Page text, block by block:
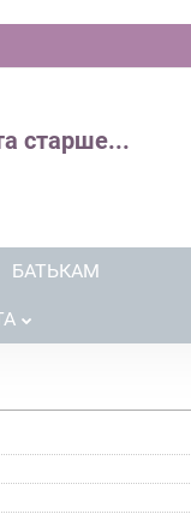
старше...
БАТЬКАМ